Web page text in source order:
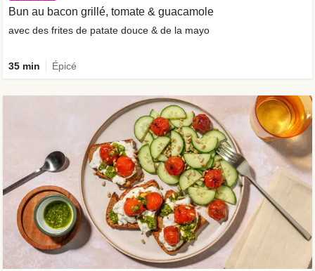
Bun au bacon grillé, tomate & guacamole
avec des frites de patate douce & de la mayo
35 min Épicé